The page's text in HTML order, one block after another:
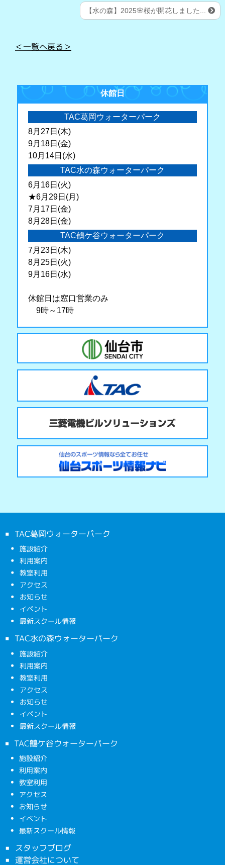
【水の森】2025🌸桜が開花しました...
＜一覧へ戻る＞
休館日
TAC葛岡ウォーターパーク
8月27日(木)
9月18日(金)
10月14日(水)
TAC水の森ウォーターパーク
6月16日(火)
★6月29日(月)
7月17日(金)
8月28日(金)
TAC鶴ケ谷ウォーターパーク
7月23日(木)
8月25日(火)
9月16日(水)
休館日は窓口営業のみ
9時～17時
TAC葛岡ウォーターパーク
施設紹介
利用案内
教室利用
アクセス
お知らせ
イベント
最新スクール情報
TAC水の森ウォーターパーク
施設紹介
利用案内
教室利用
アクセス
お知らせ
イベント
最新スクール情報
TAC鶴ケ谷ウォーターパーク
施設紹介
利用案内
教室利用
アクセス
お知らせ
イベント
最新スクール情報
スタッフブログ
運営会社について